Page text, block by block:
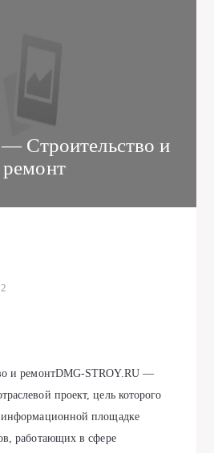
Строительство и
ремонт
и ремонтDMG-STROY.RU —
проект, цель которого
площадке
работающих в сфере